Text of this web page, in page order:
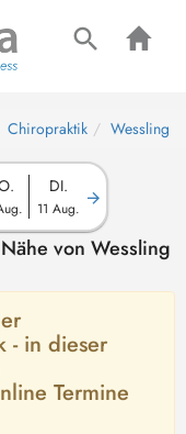
Chiropraktik Wessling
DI.
11 Aug.
von Wessling
- in dieser
Termine